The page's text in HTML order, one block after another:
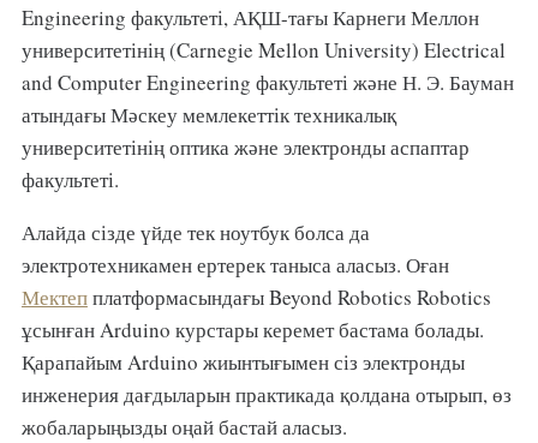
Engineering факультеті, АҚШ-тағы Карнеги Меллон
университетінің (Carnegie Mellon University) Electrical
and Computer Engineering факультеті және Н. Э. Бауман
атындағы Мәскеу мемлекеттік техникалық
университетінің оптика және электронды аспаптар
факультеті.
Алайда сізде үйде тек ноутбук болса да
электротехникамен ертерек таныса аласыз. Оған
Мектепплатформасындағы Beyond Robotics Robotics
ұсынған Arduino курстары керемет бастама болады.
Қарапайым Arduino жиынтығымен сіз электронды
инженерия дағдыларын практикада қолдана отырып, өз
жобаларыңызды оңай бастай аласыз.